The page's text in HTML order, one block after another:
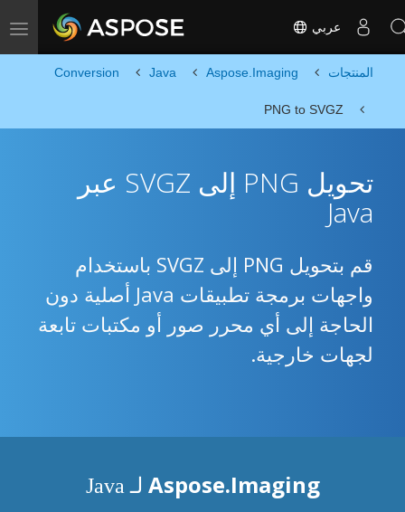
Toggle navigation عربي
المنتجات Aspose.Imaging
Java
Conversion
PNG to SVGZ
تحويل PNG إلى SVGZ عبر
Java
قم بتحويل PNG إلى SVGZ باستخدام
واجهات برمجة تطبيقات Java أصلية دون
الحاجة إلى أي محرر صور أو مكتبات تابعة
لجهات خارجية.
Aspose.Imaging لـ Java